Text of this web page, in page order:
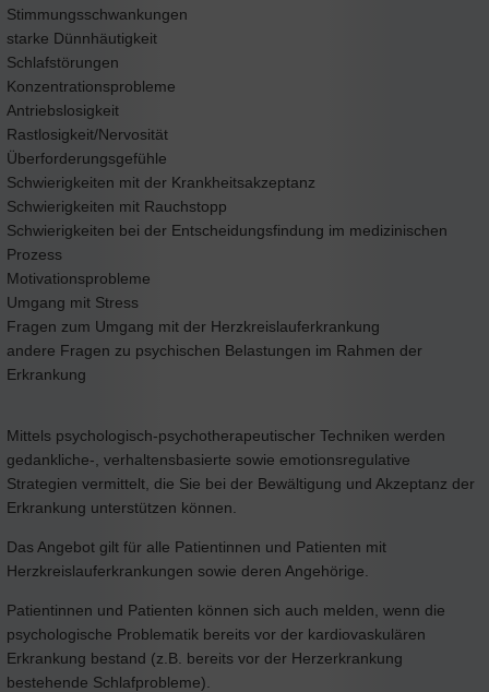
Stimmungsschwankungen
starke Dünnhäutigkeit
Schlafstörungen
Konzentrationsprobleme
Antriebslosigkeit
Rastlosigkeit/Nervosität
Überforderungsgefühle
Schwierigkeiten mit der Krankheitsakzeptanz
Schwierigkeiten mit Rauchstopp
Schwierigkeiten bei der Entscheidungsfindung im medizinischen
Prozess
Motivationsprobleme
Umgang mit Stress
Fragen zum Umgang mit der Herzkreislauferkrankung
andere Fragen zu psychischen Belastungen im Rahmen der
Erkrankung
Mittels psychologisch-psychotherapeutischer Techniken werden
gedankliche-, verhaltensbasierte sowie emotionsregulative
Strategien vermittelt, die Sie bei der Bewältigung und Akzeptanz der
Erkrankung unterstützen können.
Das Angebot gilt für alle Patientinnen und Patienten mit
Herzkreislauferkrankungen sowie deren Angehörige.
Patientinnen und Patienten können sich auch melden, wenn die
psychologische Problematik bereits vor der kardiovaskulären
Erkrankung bestand (z.B. bereits vor der Herzerkrankung
bestehende Schlafprobleme).